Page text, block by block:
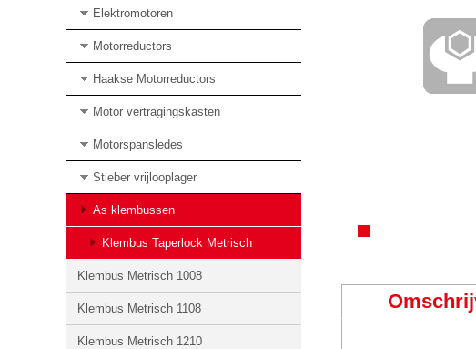
Elektromotoren
Motorreductors
Haakse Motorreductors
Motor vertragingskasten
Motorspansledes
Stieber vrijlooplager
As klembussen
Klembus Taperlock Metrisch
Klembus Metrisch 1008
Klembus Metrisch 1108
Klembus Metrisch 1210